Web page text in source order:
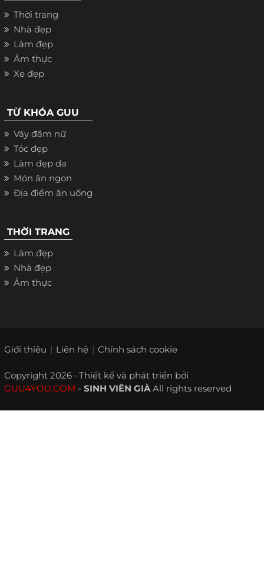
Thời trang
Nhà đẹp
Làm đẹp
Ẩm thực
Xe đẹp
TỪ KHÓA GUU
Váy đầm nữ
Tóc đẹp
Làm đẹp da
Món ăn ngon
Địa điểm ăn uống
THỜI TRANG
Làm đẹp
Nhà đẹp
Ẩm thực
Giới thiệu Liên hệ Chính sách cookie
Copyright 2026 · Thiết kế và phát triển bởi
GUU4YOU.COM - SINH VIÊN GIÀAll rights reserved